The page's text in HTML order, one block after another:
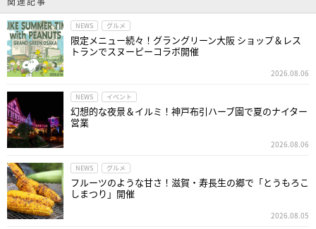
NEWS グルメ
限定メニュー続々！グラングリーン大阪 ショップ＆レス
トランでスヌーピーコラボ開催
2026.08.06
NEWS イベント
幻想的な夜景＆イルミ！神戸布引ハーブ園で夏のナイター
営業
2026.08.06
NEWS グルメ
フルーツのような甘さ！滋賀・寿長生の郷で「とうもろこ
しまつり」開催
2026.08.05